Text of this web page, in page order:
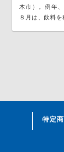
木市）。例年
８月は、飲料を
特定